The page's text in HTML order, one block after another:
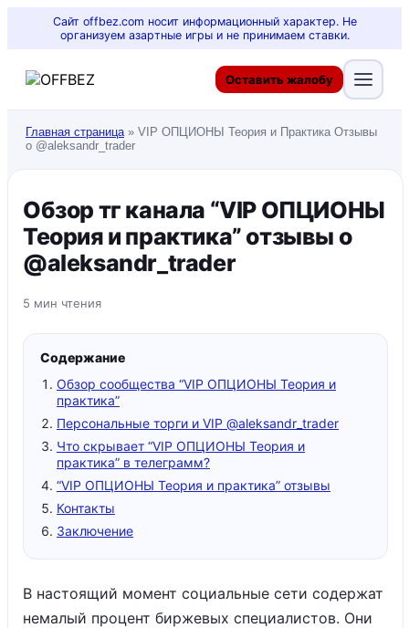
Сайт offbez.com носит информационный характер. Не
организуем азартные игры и не принимаем ставки.
Оставить жалобу
Главная страница» VIP ОПЦИОНЫ Теория и Практика Отзывы
о @aleksandr_trader
Обзор тг канала “VIP ОПЦИОНЫ
Теория и практика” отзывы о
@aleksandr_trader
5 мин чтения
Содержание
Обзор сообщества “VIP ОПЦИОНЫ Теория и
практика”
Персональные торги и VIP @aleksandr_trader
Что скрывает “VIP ОПЦИОНЫ Теория и
практика” в телеграмм?
“VIP ОПЦИОНЫ Теория и практика” отзывы
Контакты
Заключение
В настоящий момент социальные сети содержат
немалый процент биржевых специалистов. Они